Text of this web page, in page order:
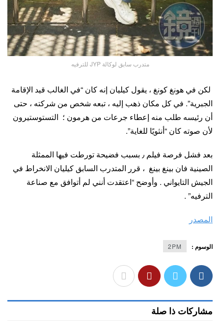
متدرب سابق لوكالة JYP للترفيه
لكن في هونغ كونغ ، يقول كيليان إنه كان “في الغالب قيد الإقامة
الجبرية”. في كل مكان ذهب إليه ، تبعه شخص من شركته ، حتى
أن رئيسه طلب منه إعطاء جرعات من هرمون ؛ التستوستيرون
لأن صوته كان “أنثويًا للغاية”.
بعد فشل فرصة فيلم ٫ بسبب فضيحة تورطت فيها الممثلة
الصينية فان بينغ بينغ ، قرر المتدرب السابق كيليان الانخراط في
الجيش التايواني . وأوضح “اعتقدت أنني لم أتوافق مع صناعة
الترفيه” .
المصدر
الوسوم : 2PM
مشاركات ذا صلة